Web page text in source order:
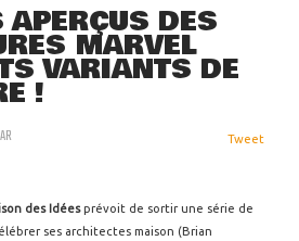
APERÇUS DES
MARVEL
VARIANTS DE
!
Tweet
des Idéesprévoit de sortir une série de
ses architectes maison (Brian